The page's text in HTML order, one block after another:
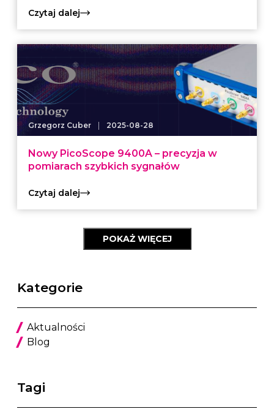
Czytaj dalej
Grzegorz Cuber | 2025-08-28
Nowy PicoScope 9400A – precyzja w
pomiarach szybkich sygnałów
Czytaj dalej
POKAŻ WIĘCEJ
Kategorie
Aktualności
Blog
Tagi